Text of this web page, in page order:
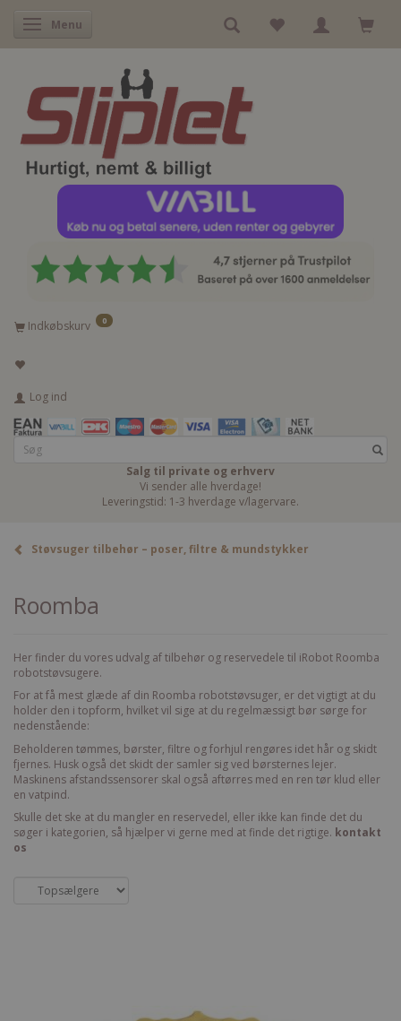
Skifte navigation
Menu
Indkøbskurv 0
Log ind
Salg til private og erhverv
Vi sender alle hverdage!
Leveringstid: 1-3 hverdage v/lagervare.
Støvsuger tilbehør – poser, filtre & mundstykker
Roomba
Her finder du vores udvalg af tilbehør og reservedele til iRobot Roomba
robotstøvsugere.
For at få mest glæde af din Roomba robotstøvsuger, er det vigtigt at du
holder den i topform, hvilket vil sige at du regelmæssigt bør sørge for
nedenstående:
Beholderen tømmes, børster, filtre og forhjul rengøres idet hår og skidt
fjernes. Husk også det skidt der samler sig ved børsternes lejer.
Maskinens afstandssensorer skal også aftørres med en ren tør klud eller
en vatpind.
Skulle det ske at du mangler en reservedel, eller ikke kan finde det du
søger i kategorien, så hjælper vi gerne med at finde det rigtige. kontakt
os